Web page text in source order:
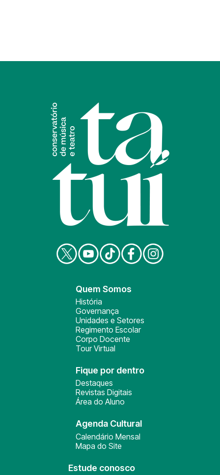
Quem Somos
História
Governança
Unidades e Setores
Regimento Escolar
Corpo Docente
Tour Virtual
Fique por dentro
Destaques
Revistas Digitais
Área do Aluno
Agenda Cultural
Calendário Mensal
Mapa do Site
Estude conosco